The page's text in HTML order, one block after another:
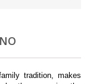
tradition, makes